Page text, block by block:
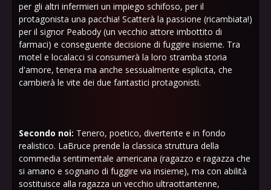
per gli altri infermieri un impiego schifoso, per il
protagonista una pacchia! Scatterà la passione (ricambiata!)
per il signor Peabody (un vecchio attore imbottito di
farmaci) e conseguente decisione di fuggire insieme. Tra
motel e localacci si consumerà la loro stramba storia
d'amore, tenera ma anche sessualmente esplicita, che
cambierà le vite dei due fantastici protagonisti.
Secondo noi: Tenero, poetico, divertente e in fondo
realistico. LaBruce prende la classica struttura della
commedia sentimentale americana (ragazzo e ragazza che
si amano e sognano di fuggire via insieme), ma con abilità
sostituisce alla ragazza un vecchio ultraottantenne,